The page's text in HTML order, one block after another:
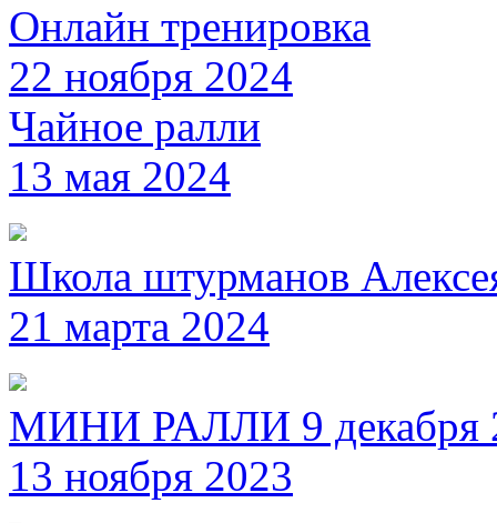
Онлайн тренировка
22 ноября 2024
Чайное ралли
13 мая 2024
Школа штурманов
21 марта 2024
МИНИ РАЛЛИ 9 декабря
13 ноября 2023